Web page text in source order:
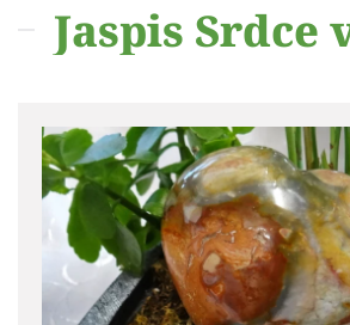
Jaspis Srdce